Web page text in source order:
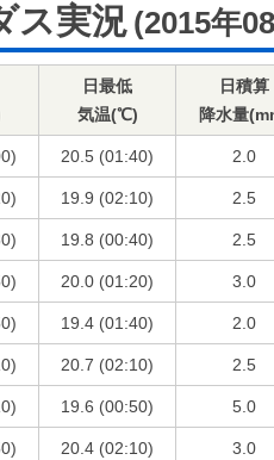
ス実況 (2015年
日最低
気温(℃)
日積算
降水量
20.5 (01:40) 2.0
19.9 (02:10) 2.5
19.8 (00:40) 2.5
20.0 (01:20) 3.0
19.4 (01:40) 2.0
20.7 (02:10) 2.5
19.6 (00:50) 5.0
20.4 (02:10) 3.0